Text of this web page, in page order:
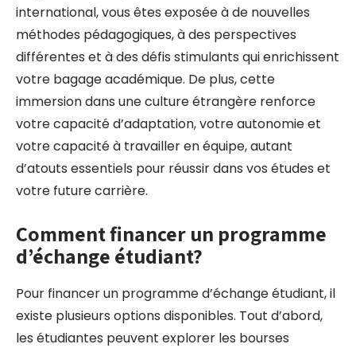
international, vous êtes exposée à de nouvelles
méthodes pédagogiques, à des perspectives
différentes et à des défis stimulants qui enrichissent
votre bagage académique. De plus, cette
immersion dans une culture étrangère renforce
votre capacité d’adaptation, votre autonomie et
votre capacité à travailler en équipe, autant
d’atouts essentiels pour réussir dans vos études et
votre future carrière.
Comment financer un programme
d’échange étudiant?
Pour financer un programme d’échange étudiant, il
existe plusieurs options disponibles. Tout d’abord,
les étudiantes peuvent explorer les bourses